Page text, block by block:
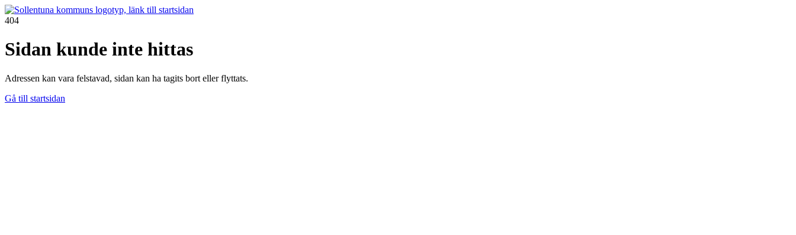
404
Sidan kunde inte hittas
Adressen kan vara felstavad, sidan kan ha tagits bort eller flyttats.
Gå till startsidan